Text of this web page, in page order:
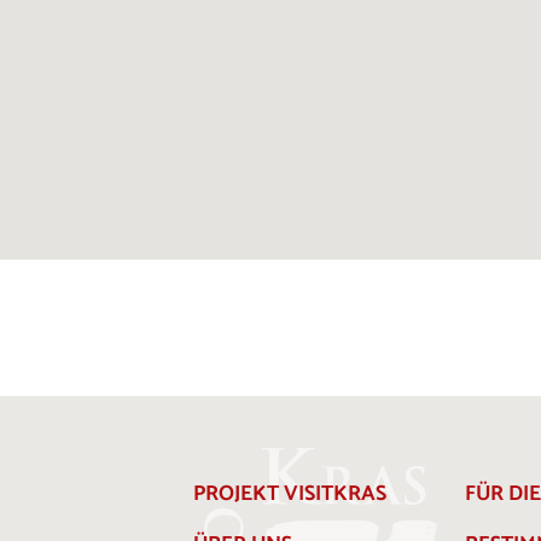
PROJEKT VISITKRAS
FÜR